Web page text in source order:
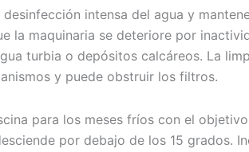
intensa del agua y
la maquinaria se deteriore por
turbia o depósitos calcáreos. La
y puede obstruir los filtros.
para los meses fríos con el
por debajo de los 15 grados.